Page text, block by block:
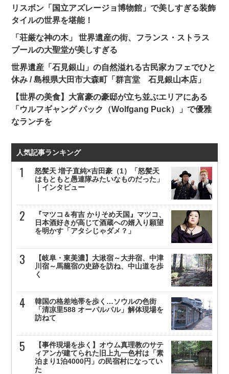
リスボン「国立アズレージョ博物館」で美しすぎる装飾
タイルの世界を堪能！
「荘厳な神の木」 世界遺産の街、フランス・ストラス
ブールの大聖堂が美しすぎる
世界遺産「石見銀山」の自然溢れる古民家カフェでひと
休み / 島根県大田市大森町「群言堂 石見銀山本店」
【世界の美食】大富豪の豪邸が立ち並ぶエリアにある
「ウルフギャング パック（Wolfgang Puck）」で優雅
なランチを
人気記事ランキング
怒髪天 増子直純×吉田豪（1）「怒髪天
はもともと愚連隊みたいなものだった」
｜インタビュー
『マツコ＆有吉 かりそめ天国』マツコ、
日本酒好きが高じて酒蔵への婿入り願望
を明かす「アタシじゃダメ？」
【岐阜・東美濃】大湫宿～大井宿、中津
川宿～馬籠宿の史跡を訪ね、中山道を歩
く
韓国の格差地帯を歩く…ソウルの色街
「清凉里588 オーパルパル」解体現場を
訪ねて
【事件現場を歩く】オウム真理教のサテ
ィアンが建てられた旧上九一色村は「素
泊まり1泊4000円」の民宿村になってい
た